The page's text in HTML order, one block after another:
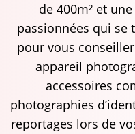
de 400m² et
passionnées qui se
pour vous
appareil
accessoires
photographies
reportages lors de